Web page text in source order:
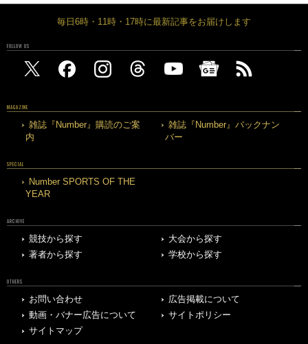
毎日6時・11時・17時に最新記事をお届けします
FOLLOW US
MAGAZINE
雑誌『Number』購読のご案
内
雑誌『Number』バックナン
バー
SPECIAL
Number SPORTS OF THE
YEAR
ARCHIVE
競技から探す
大会から探す
著者から探す
学校から探す
OTHERS
お問い合わせ
広告掲載について
動画・バナー広告について
サイトポリシー
サイトマップ